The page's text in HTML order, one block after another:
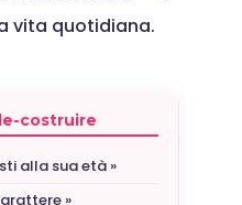
vita quotidiana.
costruire
alla sua età »
»